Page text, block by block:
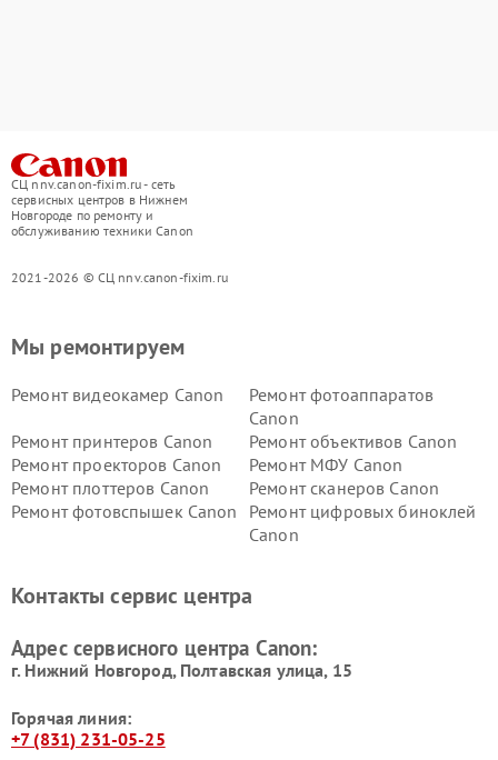
СЦ nnv.canon-fixim.ru - сеть
сервисных центров в Нижнем
Новгороде по ремонту и
обслуживанию техники Canon
2021-2026 © СЦ nnv.canon-fixim.ru
Мы ремонтируем
Ремонт видеокамер Canon
Ремонт фотоаппаратов
Canon
Ремонт принтеров Canon
Ремонт объективов Canon
Ремонт проекторов Canon
Ремонт МФУ Canon
Ремонт плоттеров Canon
Ремонт сканеров Canon
Ремонт фотовспышек Canon
Ремонт цифровых биноклей
Canon
Контакты сервис центра
Адрес сервисного центра Canon:
г. Нижний Новгород, Полтавская улица, 15
Горячая линия:
+7 (831) 231-05-25